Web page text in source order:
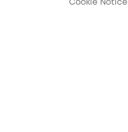
Cookie Notice